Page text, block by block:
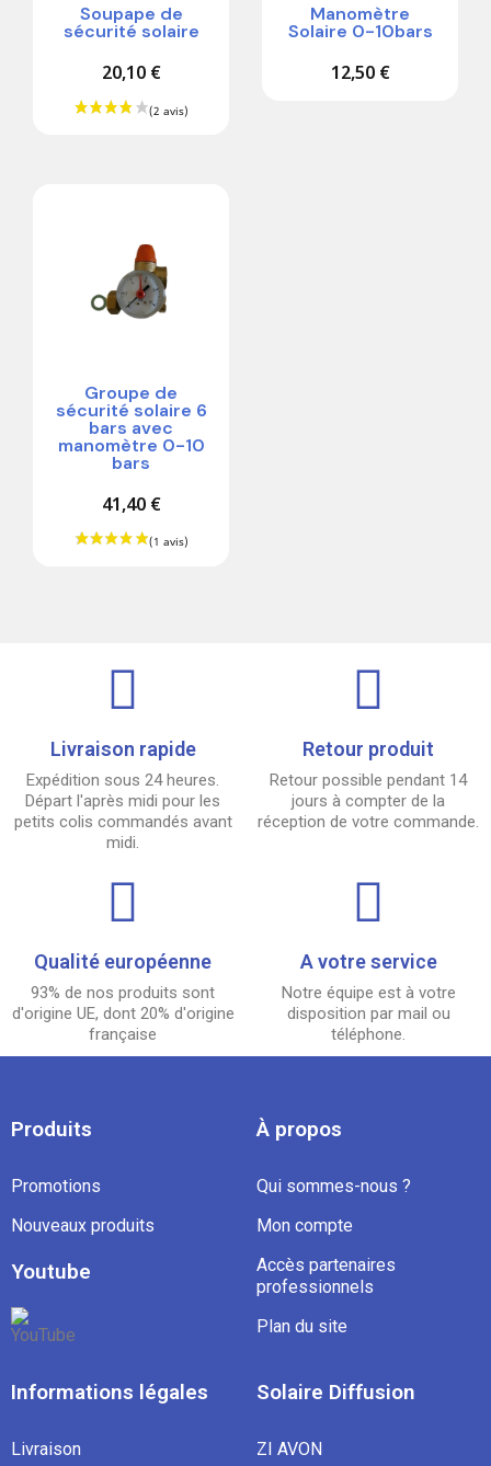
Soupape de
sécurité solaire
20,10 €
Manomètre
Solaire 0-10bars
12,50 €
Groupe de
sécurité solaire 6
bars avec
manomètre 0-10
bars
41,40 €
Livraison rapide
Expédition sous 24 heures.
Départ l'après midi pour les
petits colis commandés avant
midi.
Retour produit
Retour possible pendant 14
jours à compter de la
réception de votre commande.
Qualité européenne
93% de nos produits sont
d'origine UE, dont 20% d'origine
française
A votre service
Notre équipe est à votre
disposition par mail ou
téléphone.
Produits
Promotions
Nouveaux produits
Youtube
À propos
Qui sommes-nous ?
Mon compte
Accès partenaires
professionnels
Plan du site
Informations légales
Livraison
Solaire Diffusion
ZI AVON